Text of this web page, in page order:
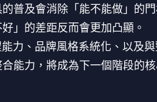
普及會消除「能不能做」的
」的差距反而會更加凸顯。
力、品牌風格系統化、以及
能力，將成為下一個階段的